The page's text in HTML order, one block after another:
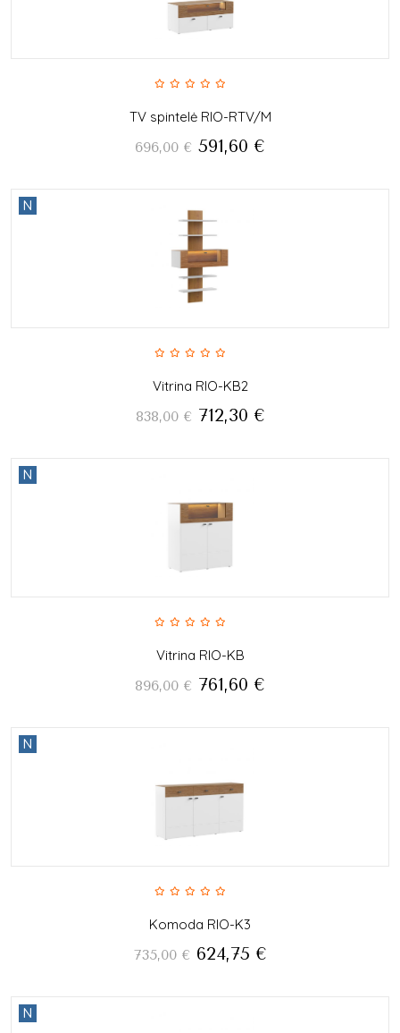
TV spintelė RIO-RTV/M
696,00 € 591,60 €
N
Vitrina RIO-KB2
838,00 € 712,30 €
N
Vitrina RIO-KB
896,00 € 761,60 €
N
Komoda RIO-K3
735,00 € 624,75 €
N